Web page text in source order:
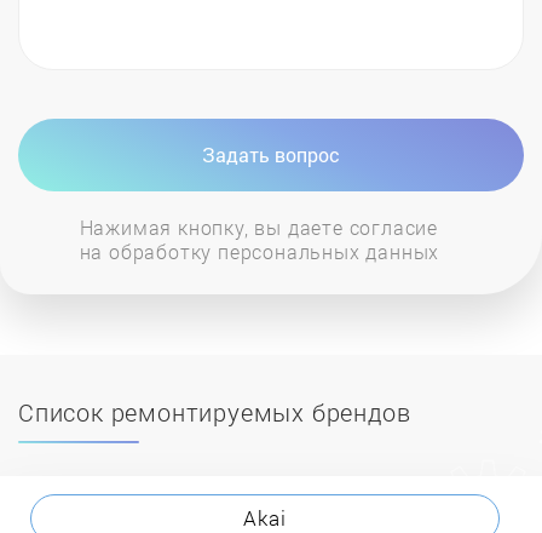
Задать вопрос
Нажимая кнопку, вы даете согласие
на обработку персональных данных
Список ремонтируемых брендов
Akai